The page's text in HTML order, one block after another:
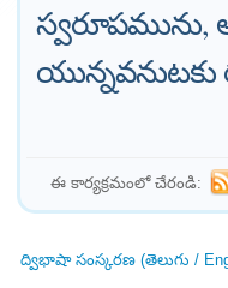
స్వరూపమును,
యున్నవనుటకు
ఈ కార్యక్రమంలో చేరండి:
ద్విభాషా సంస్కరణ (తెలుగు /